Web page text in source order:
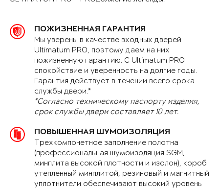
ПОЖИЗНЕННАЯ ГАРАНТИЯ
Мы уверены в качестве входных дверей
Ultimatum PRO, поэтому даем на них
пожизненную гарантию. С Ultimatum PRO
спокойствие и уверенность на долгие годы.
Гарантия действует в течении всего срока
службы двери.*
*Согласно техническому паспорту изделия,
срок службы двери составляет 10 лет.
ПОВЫШЕННАЯ ШУМОИЗОЛЯЦИЯ
Трехкомпонетное заполнение полотна
(профессиональная шумоизоляция SGM,
минплита высокой плотности и изолон), короб
утепленный минплитой, резиновый и магнитный
уплотнители обеспечивают высокий уровень